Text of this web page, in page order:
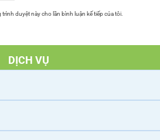
duyệt này cho lần bình luận kế tiếp của tôi.
DỊCH VỤ